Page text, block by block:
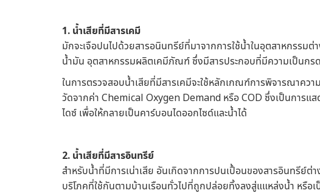
1. น้ำเสียที่มีสารเคมี
มักจะเจือปนไปด้วยสารอนินทรีย์ที่มาจากการใช้น้ำในอุตสาหกรรม
น้ำมัน อุตสาหกรรมผลิตเคมีภัณฑ์ ซึ่งมีสารประกอบที่มีความเป็นก
ในการตรวจสอบน้ำเสียที่มีสารเคมีจะใช้หลักเกณฑ์การพิจารณาคว
วัดจากค่า Chemical Oxygen Demand หรือ COD ซึ่งเป็นการแ
ไดซ์ เพื่อให้กลายเป็นคาร์บอนไดออกไซด์และน้ำได้
2. น้ำเสียที่มีสารอินทรีย์
สำหรับน้ำที่มีการเน่าเสีย อันเกิดจากการปนเปื้อนของสารอินทรีย์ต่
บริโภคที่ใช้กันตามบ้านเรือนทั่วไปที่ถูกปล่อยทิ้งลงสู่แแหล่งน้ำ หรื